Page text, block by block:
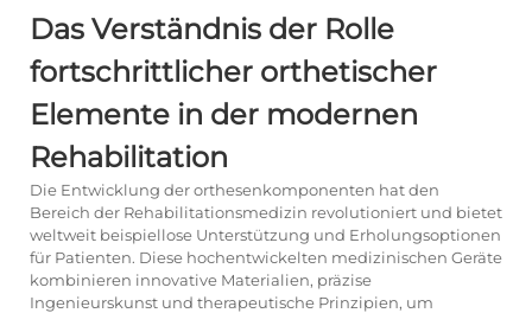
Das Verständnis der Rolle
fortschrittlicher orthetischer
Elemente in der modernen
Rehabilitation
Die Entwicklung derorthesenkomponenten hat den
Bereich der Rehabilitationsmedizin revolutioniert und bietet
weltweit beispiellose Unterstützung und Erholungsoptionen
für Patienten. Diese hochentwickelten medizinischen Geräte
kombinieren innovative Materialien, präzise
Ingenieurskunst und therapeutische Prinzipien, um